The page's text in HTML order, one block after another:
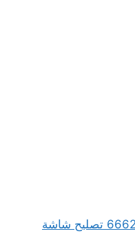
تصليح تلفزيونات بالمنزل 66620246 تصليح شاشة